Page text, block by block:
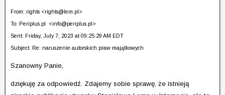
From: rights <rights@lem.pl>
To: Periplus.pl <info@periplus.pl>
Sent: Friday, July 7, 2023 at 09:25:29 AM EDT
Subject: Re: naruszenie autorskich praw majątkowych
Szanowny Panie,
dziękuję za odpowiedź. Zdajemy sobie sprawę, że istnieją